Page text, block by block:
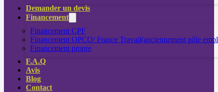
Demander un devis
Financement
Financement CPF
Financement OPCO/ France Travail(anciennement pôle
Financement propre
F.A.Q
Avis
Blog
Contact